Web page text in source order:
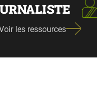
les ressources